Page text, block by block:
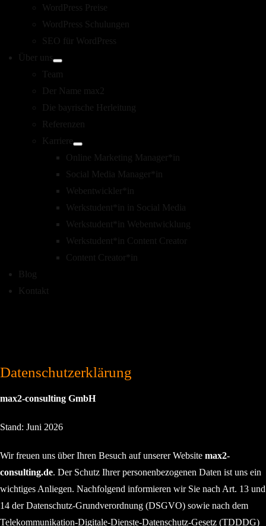
WordPress Preise
WordPress Schulungen
SEO für WordPress
Über uns
Team
Der Name max2
Die bayrische Herleitung
Referenzen
Karriere
Online Marketing Manager*in
Social Media Manager*in
Webentwickler*in
Werkstudent*in in Social Media
Werkstudent*in Webentwicklung
Werkstudent*in Content Creator
Content Creator*in
Blog
Kontakt
Datenschutzerklärung
max2-consulting GmbH
Stand: Juni 2026
Wir freuen uns über Ihren Besuch auf unserer Website max2-
consulting.de. Der Schutz Ihrer personenbezogenen Daten ist uns ein
wichtiges Anliegen. Nachfolgend informieren wir Sie nach Art. 13 und
14 der Datenschutz-Grundverordnung (DSGVO) sowie nach dem
Telekommunikation-Digitale-Dienste-Datenschutz-Gesetz (TDDDG)